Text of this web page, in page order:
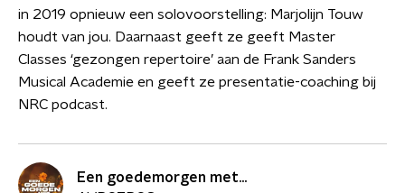
in 2019 opnieuw een solovoorstelling: Marjolijn Touw
houdt van jou. Daarnaast geeft ze geeft Master
Classes ‘gezongen repertoire’ aan de Frank Sanders
Musical Academie en geeft ze presentatie-coaching bij
NRC podcast.
Een goedemorgen met...